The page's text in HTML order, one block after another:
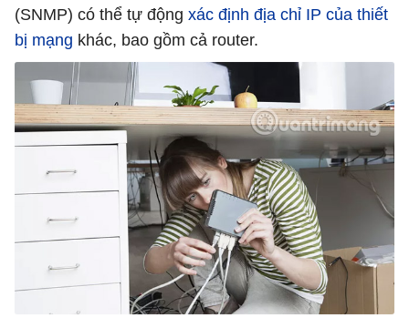
(SNMP) có thể tự động xác định địa chỉ IP của thiết
bị mạng khác, bao gồm cả router.